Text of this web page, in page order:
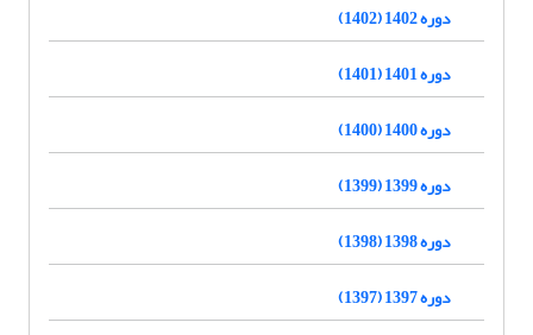
دوره 1402 (1402)
دوره 1401 (1401)
دوره 1400 (1400)
دوره 1399 (1399)
دوره 1398 (1398)
دوره 1397 (1397)